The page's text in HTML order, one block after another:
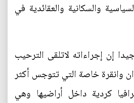
والسكانية والعقائدية في
إن إجراءاته لاتلقى الترحيب
وانقرة خاصة التي تتوجس أكثر
كردية داخل أراضيها وهي